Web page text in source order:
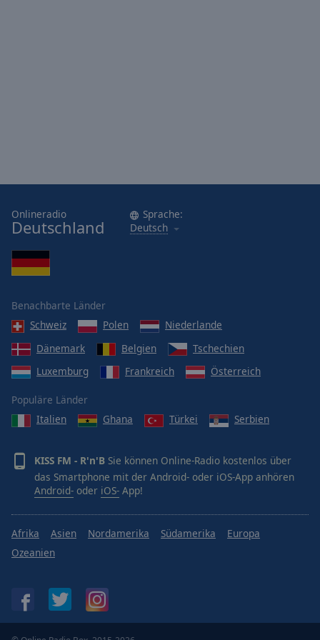
Onlineradio
Deutschland
Sprache:
Deutsch
Benachbarte Länder
Schweiz
Polen
Niederlande
Dänemark
Belgien
Tschechien
Luxemburg
Frankreich Österreich
Populäre Länder
Italien
Ghana Türkei Serbien
KISS FM - R'n'B Sie können Online-Radio kostenlos über
das Smartphone mit der Android- oder iOS-App anhören
Android- oder iOS- App!
Afrika Asien Nordamerika Südamerika
Europa
Ozeanien